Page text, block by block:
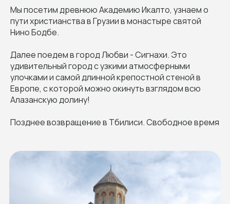
Мы посетим древнюю Академию Икалто, узнаем о
пути христианства в Грузии в монастыре святой
Нино Бодбе.
Далее поедем в город Любви - Сигнахи. Это
удивительный город с узкими атмосферными
улочками и самой длинной крепостной стеной в
Европе, с которой можно окинуть взглядом всю
Алазанскую долину!
Позднее возвращение в Тбилиси. Свободное время